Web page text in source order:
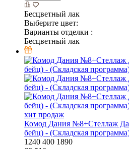
Бесцветный лак
Выберите цвет:
Варианты отделки :
Бесцветный лак
хит продаж
Комод Дания №8+Стеллаж
бейц) - (Складская
1240 400 1890